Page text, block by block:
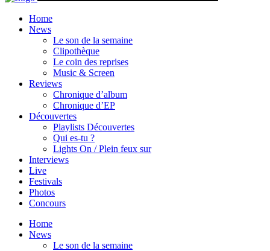
Home
News
Le son de la semaine
Clipothèque
Le coin des reprises
Music & Screen
Reviews
Chronique d’album
Chronique d’EP
Découvertes
Playlists Découvertes
Qui es-tu ?
Lights On / Plein feux sur
Interviews
Live
Festivals
Photos
Concours
Home
News
Le son de la semaine